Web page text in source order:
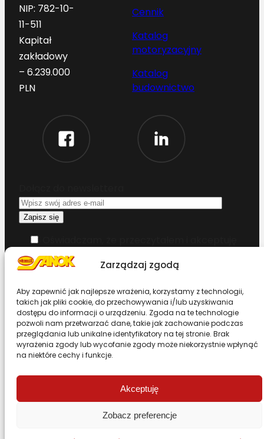
Zarządzaj zgodą
Aby zapewnić jak najlepsze wrażenia, korzystamy z technologii,
takich jak pliki cookie, do przechowywania i/lub uzyskiwania
dostępu do informacji o urządzeniu. Zgoda na te technologie
pozwoli nam przetwarzać dane, takie jak zachowanie podczas
przeglądania lub unikalne identyfikatory na tej stronie. Brak
wyrażenia zgody lub wycofanie zgody może niekorzystnie wpłynąć
na niektóre cechy i funkcje.
Akceptuję
Zobacz preferencje
NIP: 782-10-
11-511
Kapitał
zakładowy
– 6.239.000
PLN
Cennik
Katalog
motoryzacyjny
Katalog
budownictwo
warunki korzystania z serwisu
Design & Code by Foxstudio.eu
Przewiń stronę do góry